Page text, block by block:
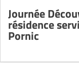
Journée
résidence
Pornic